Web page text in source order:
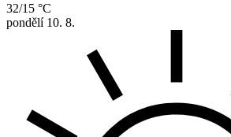
32/15 °C
pondělí 10. 8.